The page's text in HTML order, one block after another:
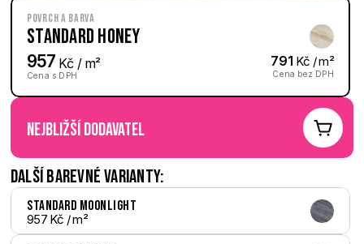
Povrch a barva
Standard Honey
957 Kč / m²
Cena s DPH
791 Kč / m²
Cena bez DPH
nejbližší dodavatel
Další barevné varianty:
Standard Moonlight
957 Kč / m²